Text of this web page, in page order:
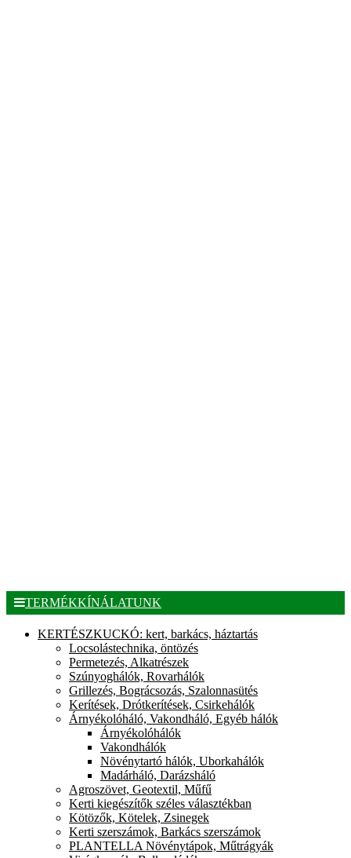
TERMÉKKÍNÁLATUNK
KERTÉSZKUCKÓ: kert, barkács, háztartás
Locsolástechnika, öntözés
Permetezés, Alkatrészek
Szúnyoghálók, Rovarhálók
Grillezés, Bográcsozás, Szalonnasütés
Kerítések, Drótkerítések, Csirkehálók
Árnyékolóháló, Vakondháló, Egyéb hálók
Árnyékolóhálók
Vakondhálók
Növénytartó hálók, Uborkahálók
Madárháló, Darázsháló
Agroszövet, Geotextil, Műfű
Kerti kiegészítők széles választékban
Kötözők, Kötelek, Zsinegek
Kerti szerszámok, Barkács szerszámok
PLANTELLA Növénytápok, Műtrágyák